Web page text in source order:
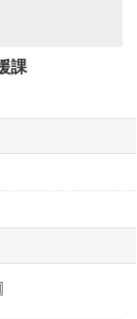
課